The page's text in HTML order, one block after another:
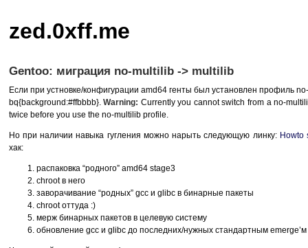
zed.0xff.me
Gentoo: миграция no-multilib -> multilib
Если при устновке/конфигурации amd64 генты был установлен профиль
bq{background:#ffbbbb}.Warning: Currently you cannot switch from a no-
twice before you use the no-multilib profile.
Но при наличии навыка гугления можно нарыть следующую линку: Howto
хак:
распаковка “родного” amd64 stage3
chroot в него
заворачивание “родных” gcc и glibc в бинарные пакеты
chroot оттуда :)
мерж бинарных пакетов в целевую систему
обновление gcc и glibc до последних/нужных стандартным emerge’м